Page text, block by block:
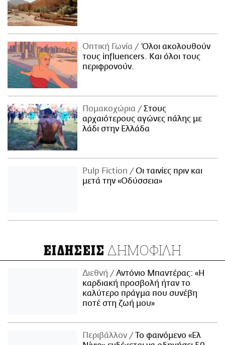
Οπτική Γωνία
Όλοι ακολουθούν
τους influencers. Και όλοι τους
περιφρονούν.
Πομακοχώρια
Στους
αρχαιότερους αγώνες πάλης με
λάδι στην Ελλάδα
Pulp Fiction
Οι ταινίες πριν και
μετά την «Οδύσσεια»
ΕΙΔΗΣΕΙΣ ΔΗΜΟΦΙΛΗ
Διεθνή
Αντόνιο Μπαντέρας: «Η
καρδιακή προσβολή ήταν το
καλύτερο πράγμα που συνέβη
ποτέ στη ζωή μου»
Περιβάλλον
Το φαινόμενο «Ελ